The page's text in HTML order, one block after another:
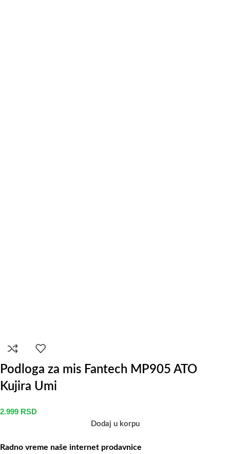
Podloga za mis Fantech MP905 ATO
Kujira Umi
2.999 RSD
Dodaj u korpu
Radno vreme naše internet prodavnice